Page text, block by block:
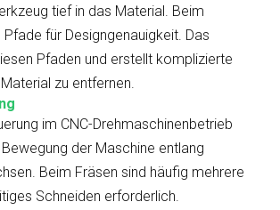
tief in das Material. Beim
für Designgenauigkeit. Das
Pfaden und erstellt komplizierte
zu entfernen.
im CNC-Drehmaschinenbetrieb
der Maschine entlang
Beim Fräsen sind häufig mehrere
Schneiden erforderlich.